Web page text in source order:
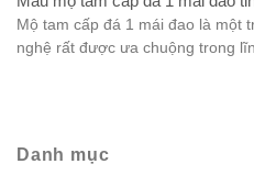
Mộ tam cấp đá 1 mái đao là một
nghệ rất được ưa chuộng trong
Danh mục